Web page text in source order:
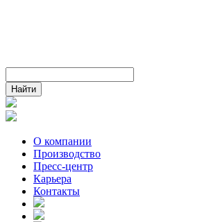
О компании
Производство
Пресс-центр
Карьера
Контакты